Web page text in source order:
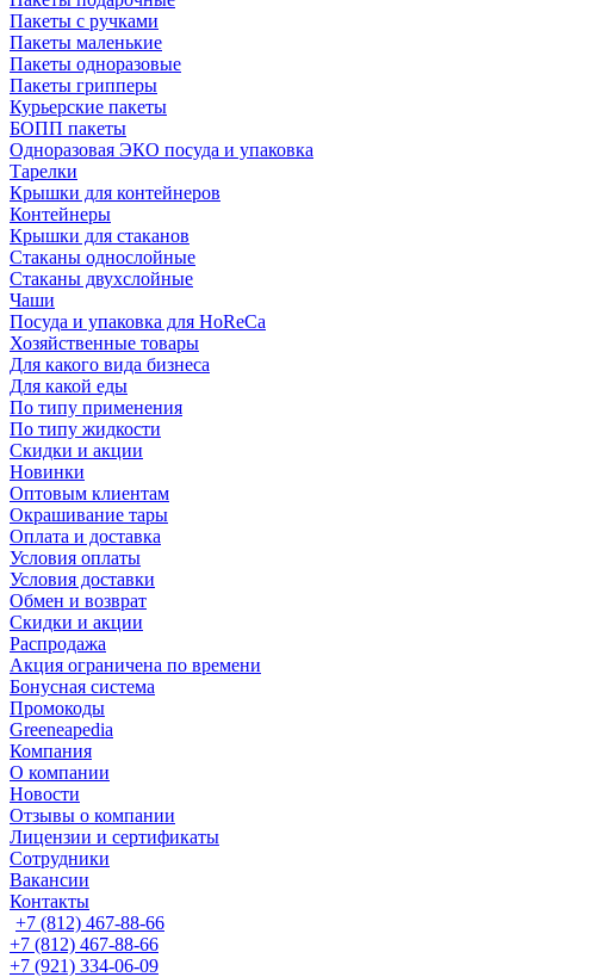
Пакеты с ручками
Пакеты маленькие
Пакеты одноразовые
Пакеты грипперы
Курьерские пакеты
БОПП пакеты
Одноразовая ЭКО посуда и упаковка
Тарелки
Крышки для контейнеров
Контейнеры
Крышки для стаканов
Стаканы однослойные
Стаканы двухслойные
Чаши
Посуда и упаковка для HoReCa
Хозяйственные товары
Для какого вида бизнеса
Для какой еды
По типу применения
По типу жидкости
Скидки и акции
Новинки
Оптовым клиентам
Окрашивание тары
Оплата и доставка
Условия оплаты
Условия доставки
Обмен и возврат
Скидки и акции
Распродажа
Акция ограничена по времени
Бонусная система
Промокоды
Greeneapedia
Компания
О компании
Новости
Отзывы о компании
Лицензии и сертификаты
Сотрудники
Вакансии
Контакты
+7 (812) 467-88-66
+7 (812) 467-88-66
+7 (921) 334-06-09